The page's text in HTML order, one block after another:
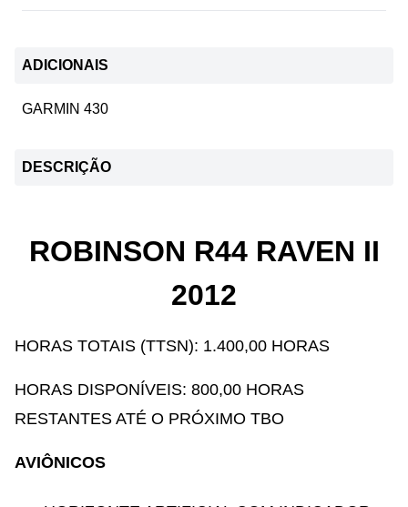
ADICIONAIS
GARMIN 430
DESCRIÇÃO
ROBINSON R44 RAVEN II
2012
HORAS TOTAIS (TTSN): 1.400,00 HORAS
HORAS DISPONÍVEIS: 800,00 HORAS
RESTANTES ATÉ O PRÓXIMO TBO
AVIÔNICOS